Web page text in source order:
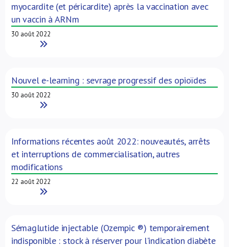
myocardite (et péricardite) après la vaccination avec
un vaccin à ARNm
30 août 2022
Read More
Nouvel e-learning : sevrage progressif des opioïdes
30 août 2022
Read More
Informations récentes août 2022: nouveautés, arrêts
et interruptions de commercialisation, autres
modifications
22 août 2022
Read More
Sémaglutide injectable (Ozempic ®) temporairement
indisponible : stock à réserver pour l’indication diabète